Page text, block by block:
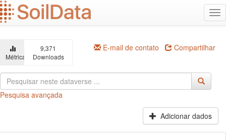
Ir
para
o
principal
Métricas
9,371
Downloads
E-mail de contato Compartilhar
Pesquisa avançada
Adicionar dados